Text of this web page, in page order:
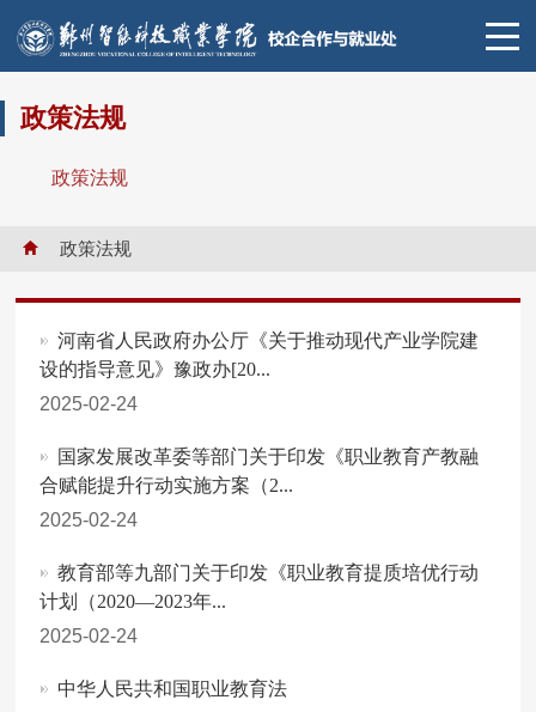
政策法规
政策法规
政策法规
河南省人民政府办公厅《关于推动现代产业学院建
设的指导意见》豫政办[20...
2025-02-24
国家发展改革委等部门关于印发《职业教育产教融
合赋能提升行动实施方案（2...
2025-02-24
教育部等九部门关于印发《职业教育提质培优行动
计划（2020—2023年...
2025-02-24
中华人民共和国职业教育法